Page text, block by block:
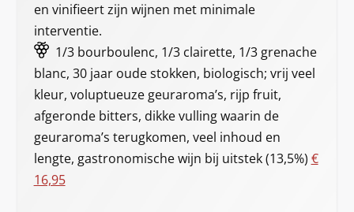
en vinifieert zijn wijnen met minimale
interventie.
1/3 bourboulenc, 1/3 clairette, 1/3 grenache
blanc, 30 jaar oude stokken, biologisch; vrij veel
kleur, voluptueuze geuraroma’s, rijp fruit,
afgeronde bitters, dikke vulling waarin de
geuraroma’s terugkomen, veel inhoud en
lengte, gastronomische wijn bij uitstek (13,5%) €
16,95